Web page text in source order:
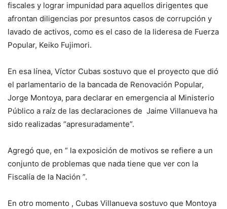
fiscales y lograr impunidad para aquellos dirigentes que
afrontan diligencias por presuntos casos de corrupción y
lavado de activos, como es el caso de la lideresa de Fuerza
Popular, Keiko Fujimori.
En esa línea, Víctor Cubas sostuvo que el proyecto que dió
el parlamentario de la bancada de Renovación Popular,
Jorge Montoya, para declarar en emergencia al Ministerio
Público a raíz de las declaraciones de Jaime Villanueva ha
sido realizadas “apresuradamente”.
Agregó que, en “ la exposición de motivos se refiere a un
conjunto de problemas que nada tiene que ver con la
Fiscalía de la Nación ”.
En otro momento , Cubas Villanueva sostuvo que Montoya